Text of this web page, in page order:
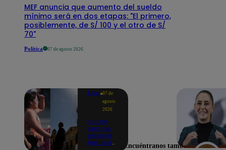
MEF anuncia que aumento del sueldo
mínimo será en dos etapas: "El primero,
posiblemente, de S/ 100 y el otro de S/
70"
Política 07 de agosto 2026
Lima 07 de
agosto
2026
Ola de
calor se
extiende
hasta el
Encuéntranos también en